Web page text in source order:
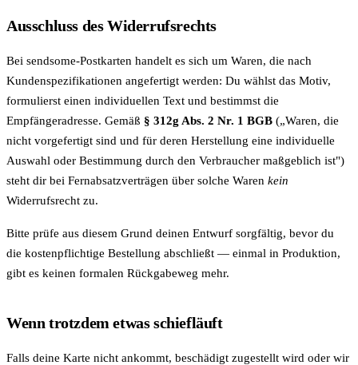
Ausschluss des Widerrufsrechts
Bei sendsome-Postkarten handelt es sich um Waren, die nach
Kundenspezifikationen angefertigt werden: Du wählst das Motiv,
formulierst einen individuellen Text und bestimmst die
Empfängeradresse. Gemäß § 312g Abs. 2 Nr. 1 BGB („Waren, die
nicht vorgefertigt sind und für deren Herstellung eine individuelle
Auswahl oder Bestimmung durch den Verbraucher maßgeblich ist")
steht dir bei Fernabsatzverträgen über solche Waren kein
Widerrufsrecht zu.
Bitte prüfe aus diesem Grund deinen Entwurf sorgfältig, bevor du
die kostenpflichtige Bestellung abschließt — einmal in Produktion,
gibt es keinen formalen Rückgabeweg mehr.
Wenn trotzdem etwas schiefläuft
Falls deine Karte nicht ankommt, beschädigt zugestellt wird oder wir